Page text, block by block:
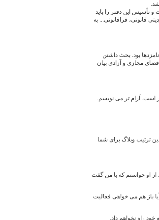
و تأسیس این دفتر را باید
قانونی، فراقانونی... به
بود. بحث داشتن
مجازی و آزادی بیان
است. آرام تر می نویسم.
ترتیب وبلاگ برای شما
او خواستم که با من گفت
باز هم می خواهی فعالیت
راه نخواهم داد.